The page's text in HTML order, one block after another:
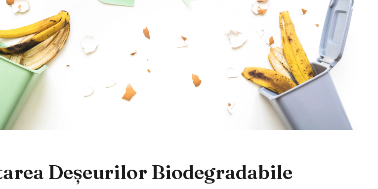
Deșeurilor Biodegradabile